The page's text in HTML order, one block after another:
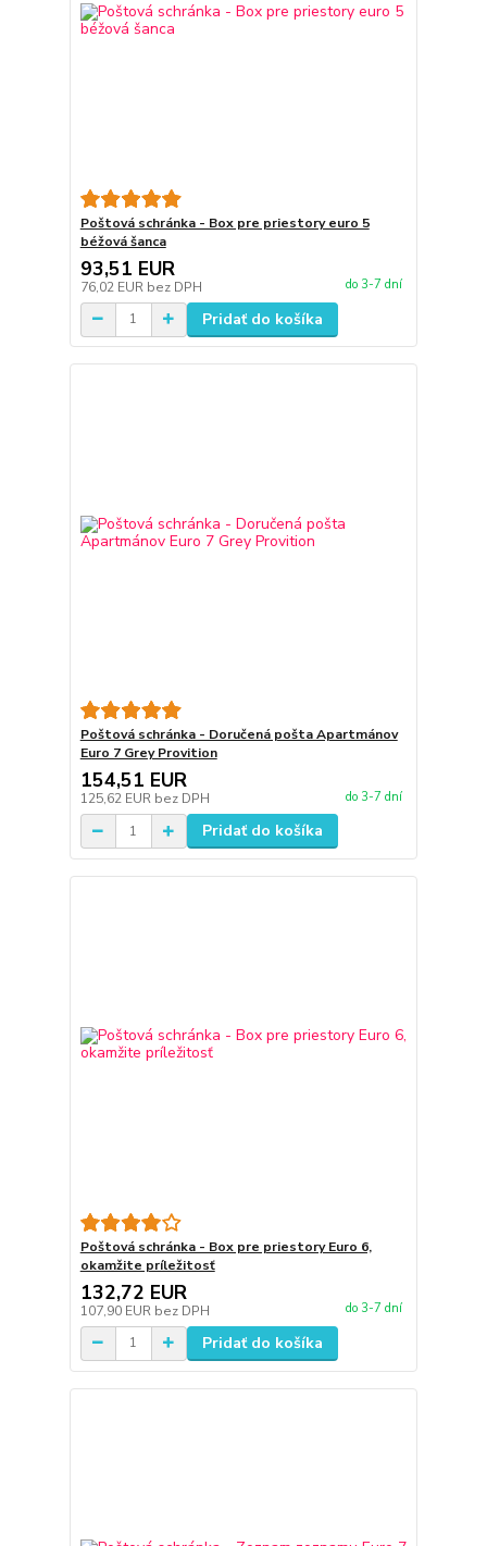
Poštová schránka - Box pre priestory euro 5
béžová šanca
93,51 EUR
76,02 EUR bez DPH do 3-7 dní
Pridať do košíka
Poštová schránka - Doručená pošta Apartmánov
Euro 7 Grey Provition
154,51 EUR
125,62 EUR bez DPH do 3-7 dní
Pridať do košíka
Poštová schránka - Box pre priestory Euro 6,
okamžite príležitosť
132,72 EUR
107,90 EUR bez DPH do 3-7 dní
Pridať do košíka